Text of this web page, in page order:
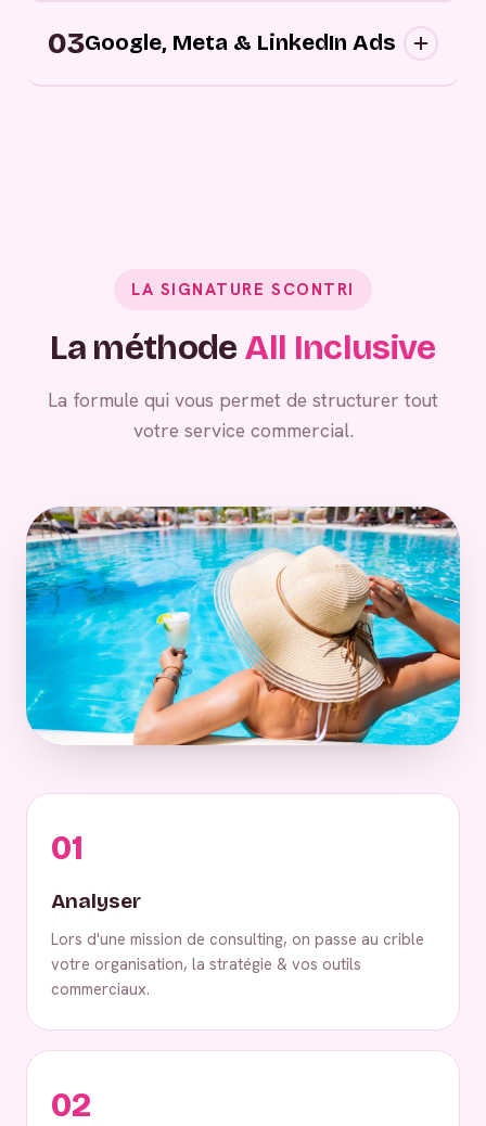
approchons vos prospects au bon moment,
personnalisés.
03Google, Meta & LinkedIn Ads
LA SIGNATURE SCONTRI
La méthode All Inclusive
La formule qui vous permet de structurer tout
votre service commercial.
01
Analyser
Lors d'une mission de consulting, on passe au crible
votre organisation, la stratégie & vos outils
commerciaux.
02